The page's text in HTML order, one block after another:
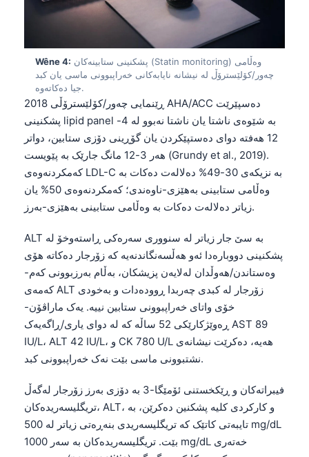
Wêne 4:
چەور/کۆلێسترۆڵ لە نیشانە نایابەکانی خەراپبوونی ماسی یان کبد
جیا دەکاتەوە.
ڕێنمایی چەور/کۆلێسترۆڵی 2018 AHA/ACC دەسپێرێت
پشکنینی lipid panel بە شێوەی ناشتا یان ناشتا نەبوو لە 4-
12 هەفتە دوای دەستپێکردن یان گۆڕینی دۆزی ستابین، دواتر
هەر 3-12 مانگ جارێک بە پێویست (Grundy et al., 2019).
کەمکردنەوەی LDL-C بە نزیکەی 30-49% دەلالەت دەکات بە
وەڵامی ستابینی بەهێزی-ناوەندی؛ کەمکردنەوەی 50% یان
زیاتر دەلالەت دەکات بە وەڵامی ستابینی بەهێزی-بەرز.
ALT بە سێ جار زیاتر لە سنووری سەرەکی ڕاستەوخۆ لە
پشکنینی دووبارەدا ئەو هەڵسەنگاندنەیە کە زۆرجار دەکاتە هۆی
وەستاندن/هەوڵدان لەلایەن پزیشکان، بەڵام بەرزبوونی کەم-
کەمەی ALT زۆرجار لە کبدی چەربدا ڕوودەدات و بەخودی
خۆی واتای خەراپبوونی ستابین نییە. یەک ماراڤۆن-
ڕەوێژکارێکی 52 ساڵە کە لە دوای یاری/ڕاگەیەک AST 89
IU/L، ALT 42 IU/L، و CK 780 U/L هەیە، دەکرێت نیشانەی
نشتبوونی ماسی بێت نەک خەراپبوونی کبد.
فیبراتەکان و ڕێکخستنی ئۆمێگا-3 بە دۆزی بەرز زۆرجار لەگەڵ
تریگلیسەریدەکان، ALT، و کارکردی کلیە پشکنین دەکرێن، بە
تایبەتی کاتێک کە تریگلیسەریدی بنەڕەتی زیاتر لە 500 mg/dL
بێت. تریگلیسەریدەکان بە سەر 1000 mg/dL خەتەری